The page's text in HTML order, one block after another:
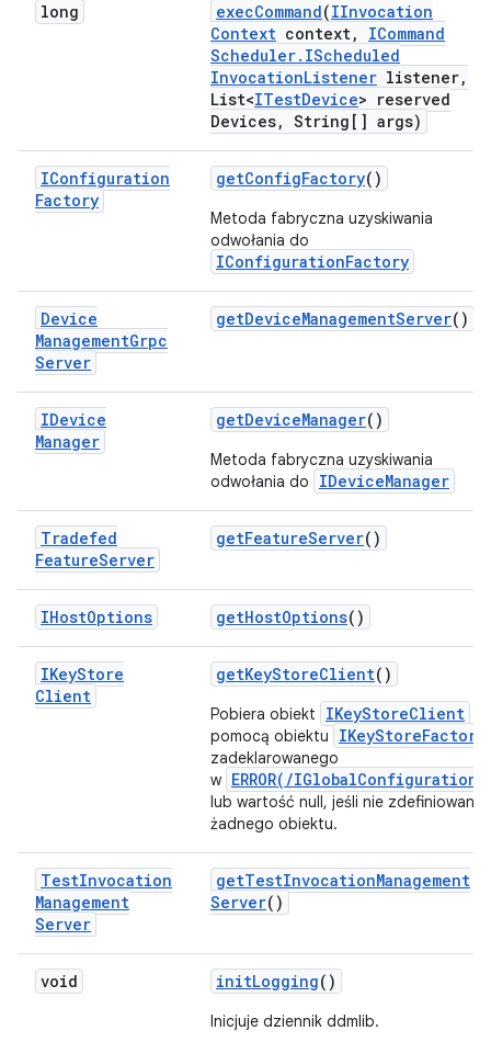
long execCommand(IInvocation
Context context,
ICommand
Scheduler. IScheduled
InvocationListener listener,
List<ITestDevice> reserved
Devices, String[] args)
IConfiguration
Factory
getConfigFactory()
Metoda fabryczna uzyskiwania
odwołania do
IConfigurationFactory
Device
ManagementGrpc
Server
getDeviceManagementServer()
IDevice
Manager
getDeviceManager()
Metoda fabryczna uzyskiwania
odwołania do
IDeviceManager
Tradefed
FeatureServer
getFeatureServer()
IHostOptions getHostOptions()
IKeyStore
Client
getKeyStoreClient()
Pobiera obiekt IKeyStoreClient
pomocą obiektu
IKeyStoreFactory
zadeklarowanego
w ERROR(/IGlobalConfiguration)
lub wartość null, jeśli nie zdefiniowano
żadnego obiektu.
TestInvocation
Management
Server
getTestInvocationManagement
Server()
void initLogging()
Inicjuje dziennik ddmlib.